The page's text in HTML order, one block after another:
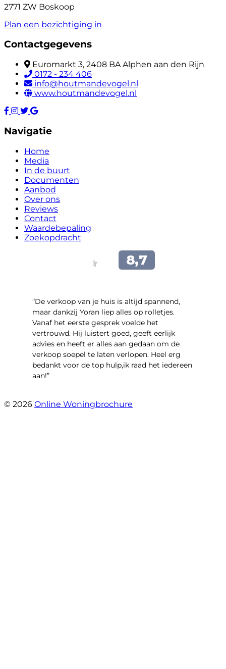
2771 ZW Boskoop
Plan een bezichtiging in
Contactgegevens
Euromarkt 3, 2408 BA Alphen aan den Rijn
0172 - 234 406
info@houtmandevogel.nl
www.houtmandevogel.nl
Navigatie
Home
Media
In de buurt
Documenten
Aanbod
Over ons
Reviews
Contact
Waardebepaling
Zoekopdracht
“​De verkoop van je huis is altijd spannend,
maar dankzij Yoran liep alles op rolletjes.
Vanaf het eerste gesprek voelde het
vertrouwd. Hij luistert goed, geeft eerlijk
advies en heeft er alles aan gedaan om de
verkoop soepel te laten verlopen. Heel erg
bedankt voor de top hulp,ik raad het iedereen
aan!”
© 2026 Online Woningbrochure